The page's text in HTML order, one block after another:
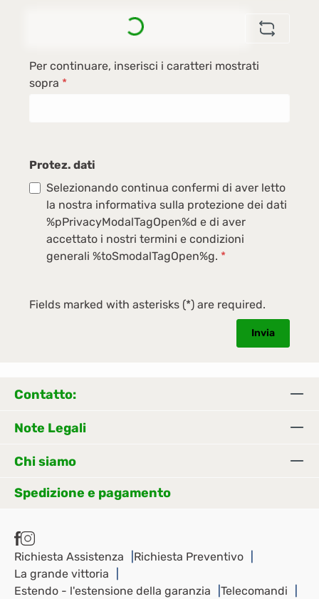
Loading...
Per continuare, inserisci i caratteri mostrati
sopra *
Protez. dati
Selezionando continua confermi di aver letto
la nostra informativa sulla protezione dei dati
%pPrivacyModalTagOpen%d e di aver
accettato i nostri termini e condizioni
generali %toSmodalTagOpen%g. *
Fields marked with asterisks (*) are required.
Invia
Contatto:
Note Legali
Chi siamo
Spedizione e pagamento
Richiesta Assistenza
Richiesta Preventivo
La grande vittoria
Estendo - l'estensione della garanzia
Telecomandi